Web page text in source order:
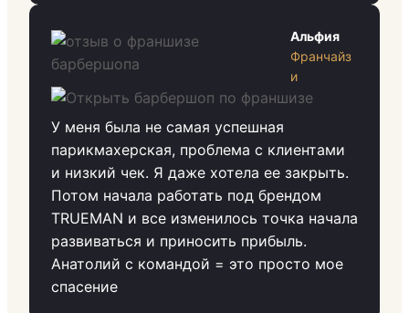
Альфия
Франчайз
и
У меня была не самая успешная
парикмахерская, проблема с клиентами
и низкий чек. Я даже хотела ее закрыть.
Потом начала работать под брендом
TRUEMAN и все изменилось точка начала
развиваться и приносить прибыль.
Анатолий с командой = это просто мое
спасение